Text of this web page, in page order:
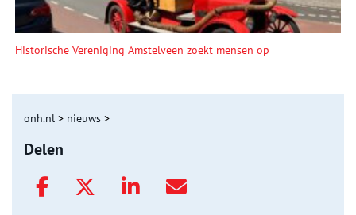
Historische Vereniging Amstelveen zoekt mensen op
onh.nl > nieuws >
Delen